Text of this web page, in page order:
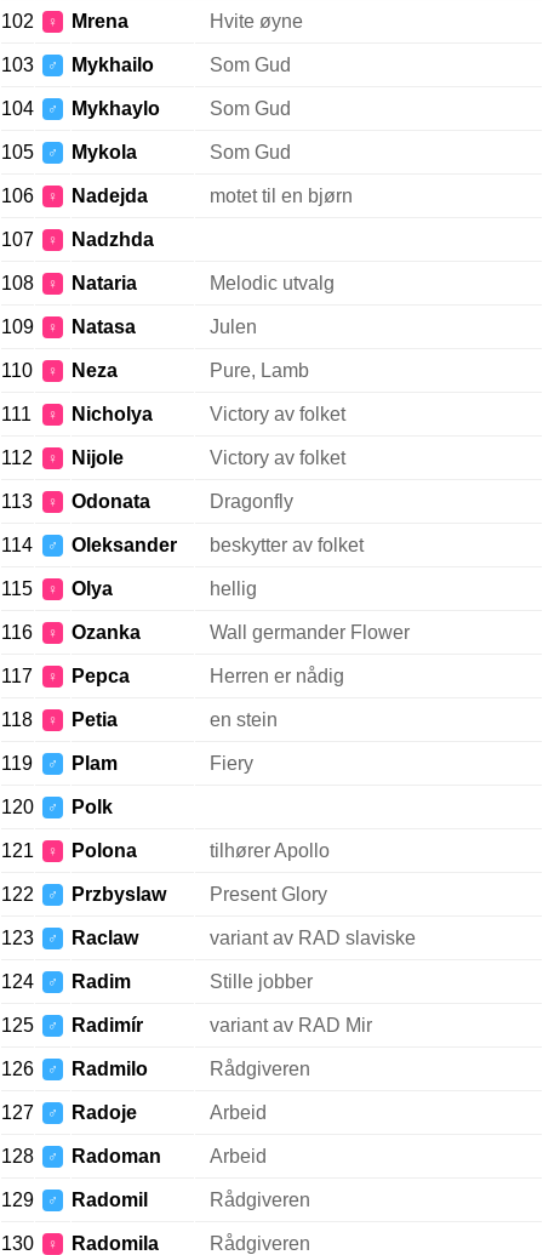
102 ♀ Mrena Hvite øyne
103 ♂ Mykhailo Som Gud
104 ♂ Mykhaylo Som Gud
105 ♂ Mykola Som Gud
106 ♀ Nadejda motet til en bjørn
107 ♀ Nadzhda
108 ♀ Nataria Melodic utvalg
109 ♀ Natasa Julen
110 ♀ Neza Pure, Lamb
111 ♀ Nicholya Victory av folket
112 ♀ Nijole Victory av folket
113 ♀ Odonata Dragonfly
114 ♂ Oleksander beskytter av folket
115 ♀ Olya hellig
116 ♀ Ozanka Wall germander Flower
117 ♀ Pepca Herren er nådig
118 ♀ Petia en stein
119 ♂ Plam Fiery
120 ♂ Polk
121 ♀ Polona tilhører Apollo
122 ♂ Przbyslaw Present Glory
123 ♂ Raclaw variant av RAD slaviske
124 ♂ Radim Stille jobber
125 ♂ Radimír variant av RAD Mir
126 ♂ Radmilo Rådgiveren
127 ♂ Radoje Arbeid
128 ♂ Radoman Arbeid
129 ♂ Radomil Rådgiveren
130 ♀ Radomila Rådgiveren